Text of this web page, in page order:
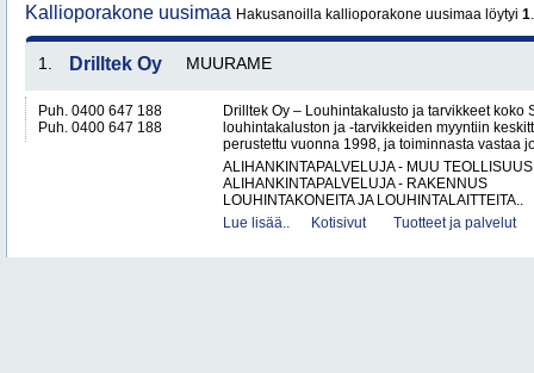
Kallioporakone uusimaa Hakusanoilla kallioporakone uusimaa löytyi 1
1. Drilltek Oy MUURAME
Puh. 0400 647 188
Puh. 0400 647 188
Drilltek Oy – Louhintakalusto ja tarvikkeet koko
louhintakaluston ja -tarvikkeiden myyntiin
perustettu vuonna 1998, ja toiminnasta vastaa
ALIHANKINTAPALVELUJA - MUU TEOLLISUUS
ALIHANKINTAPALVELUJA - RAKENNUS
LOUHINTAKONEITA JA LOUHINTALAITTEITA..
Lue lisää..
Kotisivut Tuotteet ja palvelut